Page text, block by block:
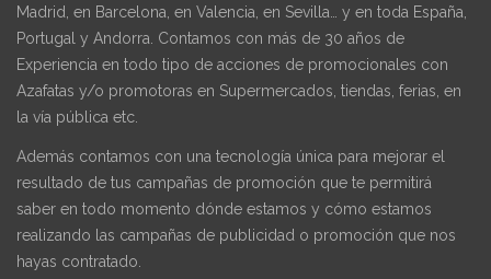
Madrid, en Barcelona, en Valencia, en Sevilla… y en toda España,
Portugal y Andorra. Contamos con más de 30 años de
Experiencia en todo tipo de acciones de promocionales con
Azafatas y/o promotoras en Supermercados, tiendas, ferias, en
la vía pública etc.
Además contamos con una tecnología única para mejorar el
resultado de tus campañas de promoción que te permitirá
saber en todo momento dónde estamos y cómo estamos
realizando las campañas de publicidad o promoción que nos
hayas contratado.